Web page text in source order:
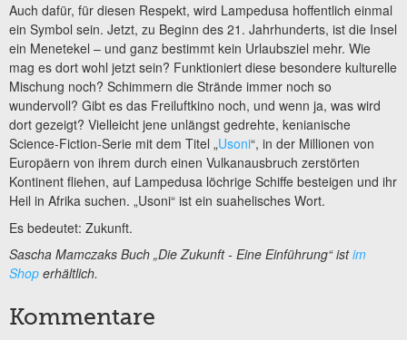
Auch dafür, für diesen Respekt, wird Lampedusa hoffentlich einmal
ein Symbol sein. Jetzt, zu Beginn des 21. Jahrhunderts, ist die Insel
ein Menetekel – und ganz bestimmt kein Urlaubsziel mehr. Wie
mag es dort wohl jetzt sein? Funktioniert diese besondere kulturelle
Mischung noch? Schimmern die Strände immer noch so
wundervoll? Gibt es das Freiluftkino noch, und wenn ja, was wird
dort gezeigt? Vielleicht jene unlängst gedrehte, kenianische
Science-Fiction-Serie mit dem Titel „Usoni“, in der Millionen von
Europäern von ihrem durch einen Vulkanausbruch zerstörten
Kontinent fliehen, auf Lampedusa löchrige Schiffe besteigen und ihr
Heil in Afrika suchen. „Usoni“ ist ein suahelisches Wort.
Es bedeutet: Zukunft.
Sascha Mamczaks Buch „Die Zukunft - Eine Einführung“ istim
Shop erhältlich.
Kommentare